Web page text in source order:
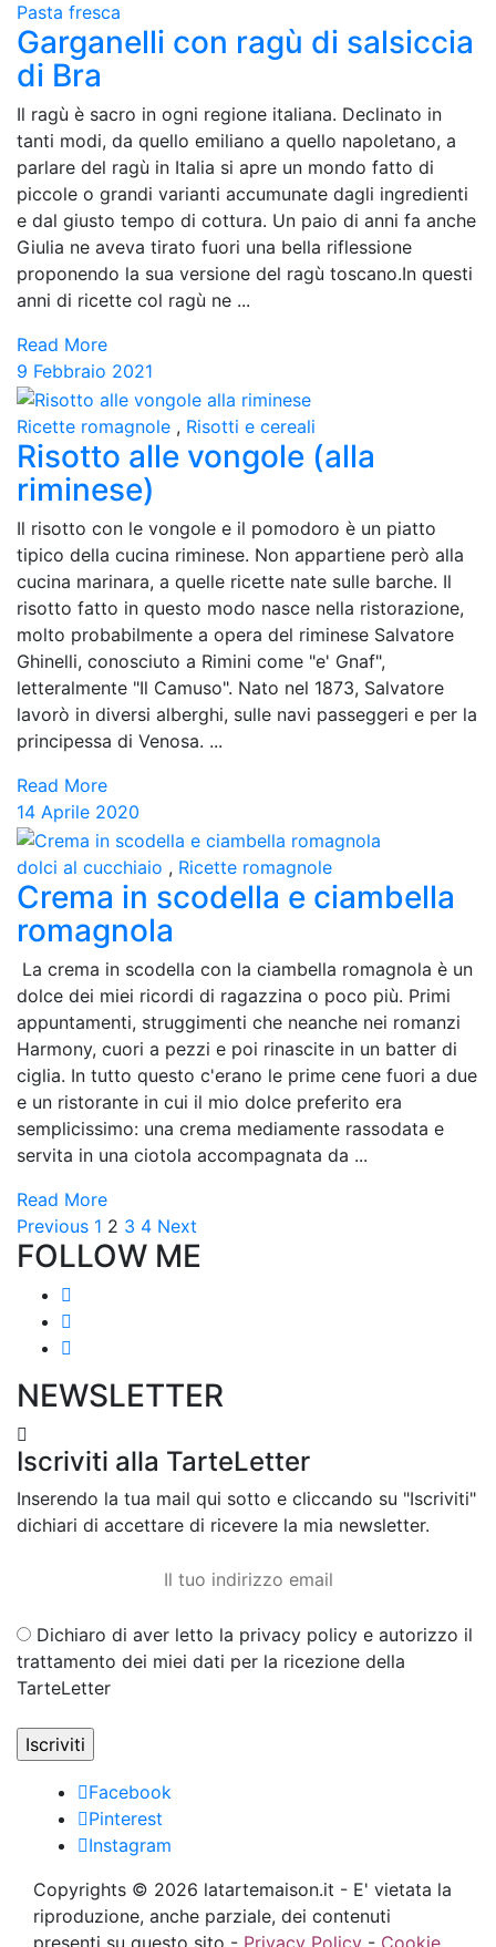
Pasta fresca
Garganelli con ragù di salsiccia
di Bra
Il ragù è sacro in ogni regione italiana. Declinato in
tanti modi, da quello emiliano a quello napoletano, a
parlare del ragù in Italia si apre un mondo fatto di
piccole o grandi varianti accumunate dagli ingredienti
e dal giusto tempo di cottura. Un paio di anni fa anche
Giulia ne aveva tirato fuori una bella riflessione
proponendo la sua versione del ragù toscano.In questi
anni di ricette col ragù ne ...
Read More
9 Febbraio 2021
Ricette romagnole , Risotti e cereali
Risotto alle vongole (alla
riminese)
Il risotto con le vongole e il pomodoro è un piatto
tipico della cucina riminese. Non appartiene però alla
cucina marinara, a quelle ricette nate sulle barche. Il
risotto fatto in questo modo nasce nella ristorazione,
molto probabilmente a opera del riminese Salvatore
Ghinelli, conosciuto a Rimini come "e' Gnaf",
letteralmente "Il Camuso". Nato nel 1873, Salvatore
lavorò in diversi alberghi, sulle navi passeggeri e per la
principessa di Venosa. ...
Read More
14 Aprile 2020
dolci al cucchiaio , Ricette romagnole
Crema in scodella e ciambella
romagnola
La crema in scodella con la ciambella romagnola è un
dolce dei miei ricordi di ragazzina o poco più. Primi
appuntamenti, struggimenti che neanche nei romanzi
Harmony, cuori a pezzi e poi rinascite in un batter di
ciglia. In tutto questo c'erano le prime cene fuori a due
e un ristorante in cui il mio dolce preferito era
semplicissimo: una crema mediamente rassodata e
servita in una ciotola accompagnata da ...
Read More
Paginazione
degli
articoli
Previous Page
1 Page
2 Page
3 Page
4 Next
FOLLOW ME
NEWSLETTER
Iscriviti alla TarteLetter
Inserendo la tua mail qui sotto e cliccando su "Iscriviti"
dichiari di accettare di ricevere la mia newsletter.
Dichiaro di aver letto la privacy policy e autorizzo il
trattamento dei miei dati per la ricezione della
TarteLetter
Facebook
Pinterest
Instagram
Copyrights © 2026 latartemaison.it - E' vietata la
riproduzione, anche parziale, dei contenuti
presenti su questo sito - Privacy Policy - Cookie